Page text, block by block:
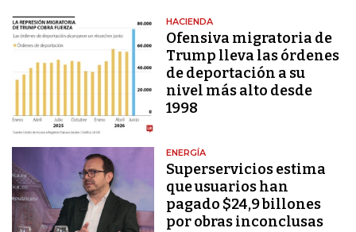
HACIENDA
Ofensiva migratoria de
Trump lleva las órdenes
de deportación a su
nivel más alto desde
1998
ENERGÍA
Superservicios estima
que usuarios han
pagado $24,9 billones
por obras inconclusas